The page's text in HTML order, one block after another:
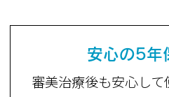
安心の5年
審美治療後も安心し